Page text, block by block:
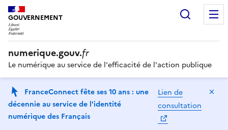
GOUVERNEMENT
numerique.gouv.fr
Le numérique au service de l'efficacité de l'action publique
FranceConnect fête ses 10 ans : une
décennie au service de l'identité
numérique des Français
Lien de
consultation